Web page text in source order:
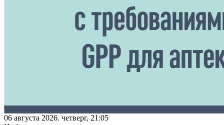
06 августа 2026. четверг, 21:05